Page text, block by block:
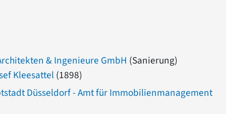
& Ingenieure GmbH (Sanierung)
Kleesattel (1898)
Düsseldorf - Amt für Immobilienmanagement